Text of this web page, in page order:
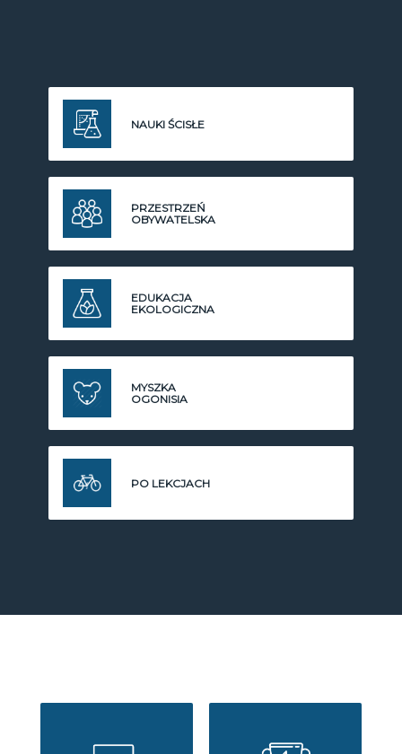
NAUKI ŚCISŁE
PRZESTRZEŃ
OBYWATELSKA
EDUKACJA
EKOLOGICZNA
MYSZKA
OGONISIA
PO LEKCJACH